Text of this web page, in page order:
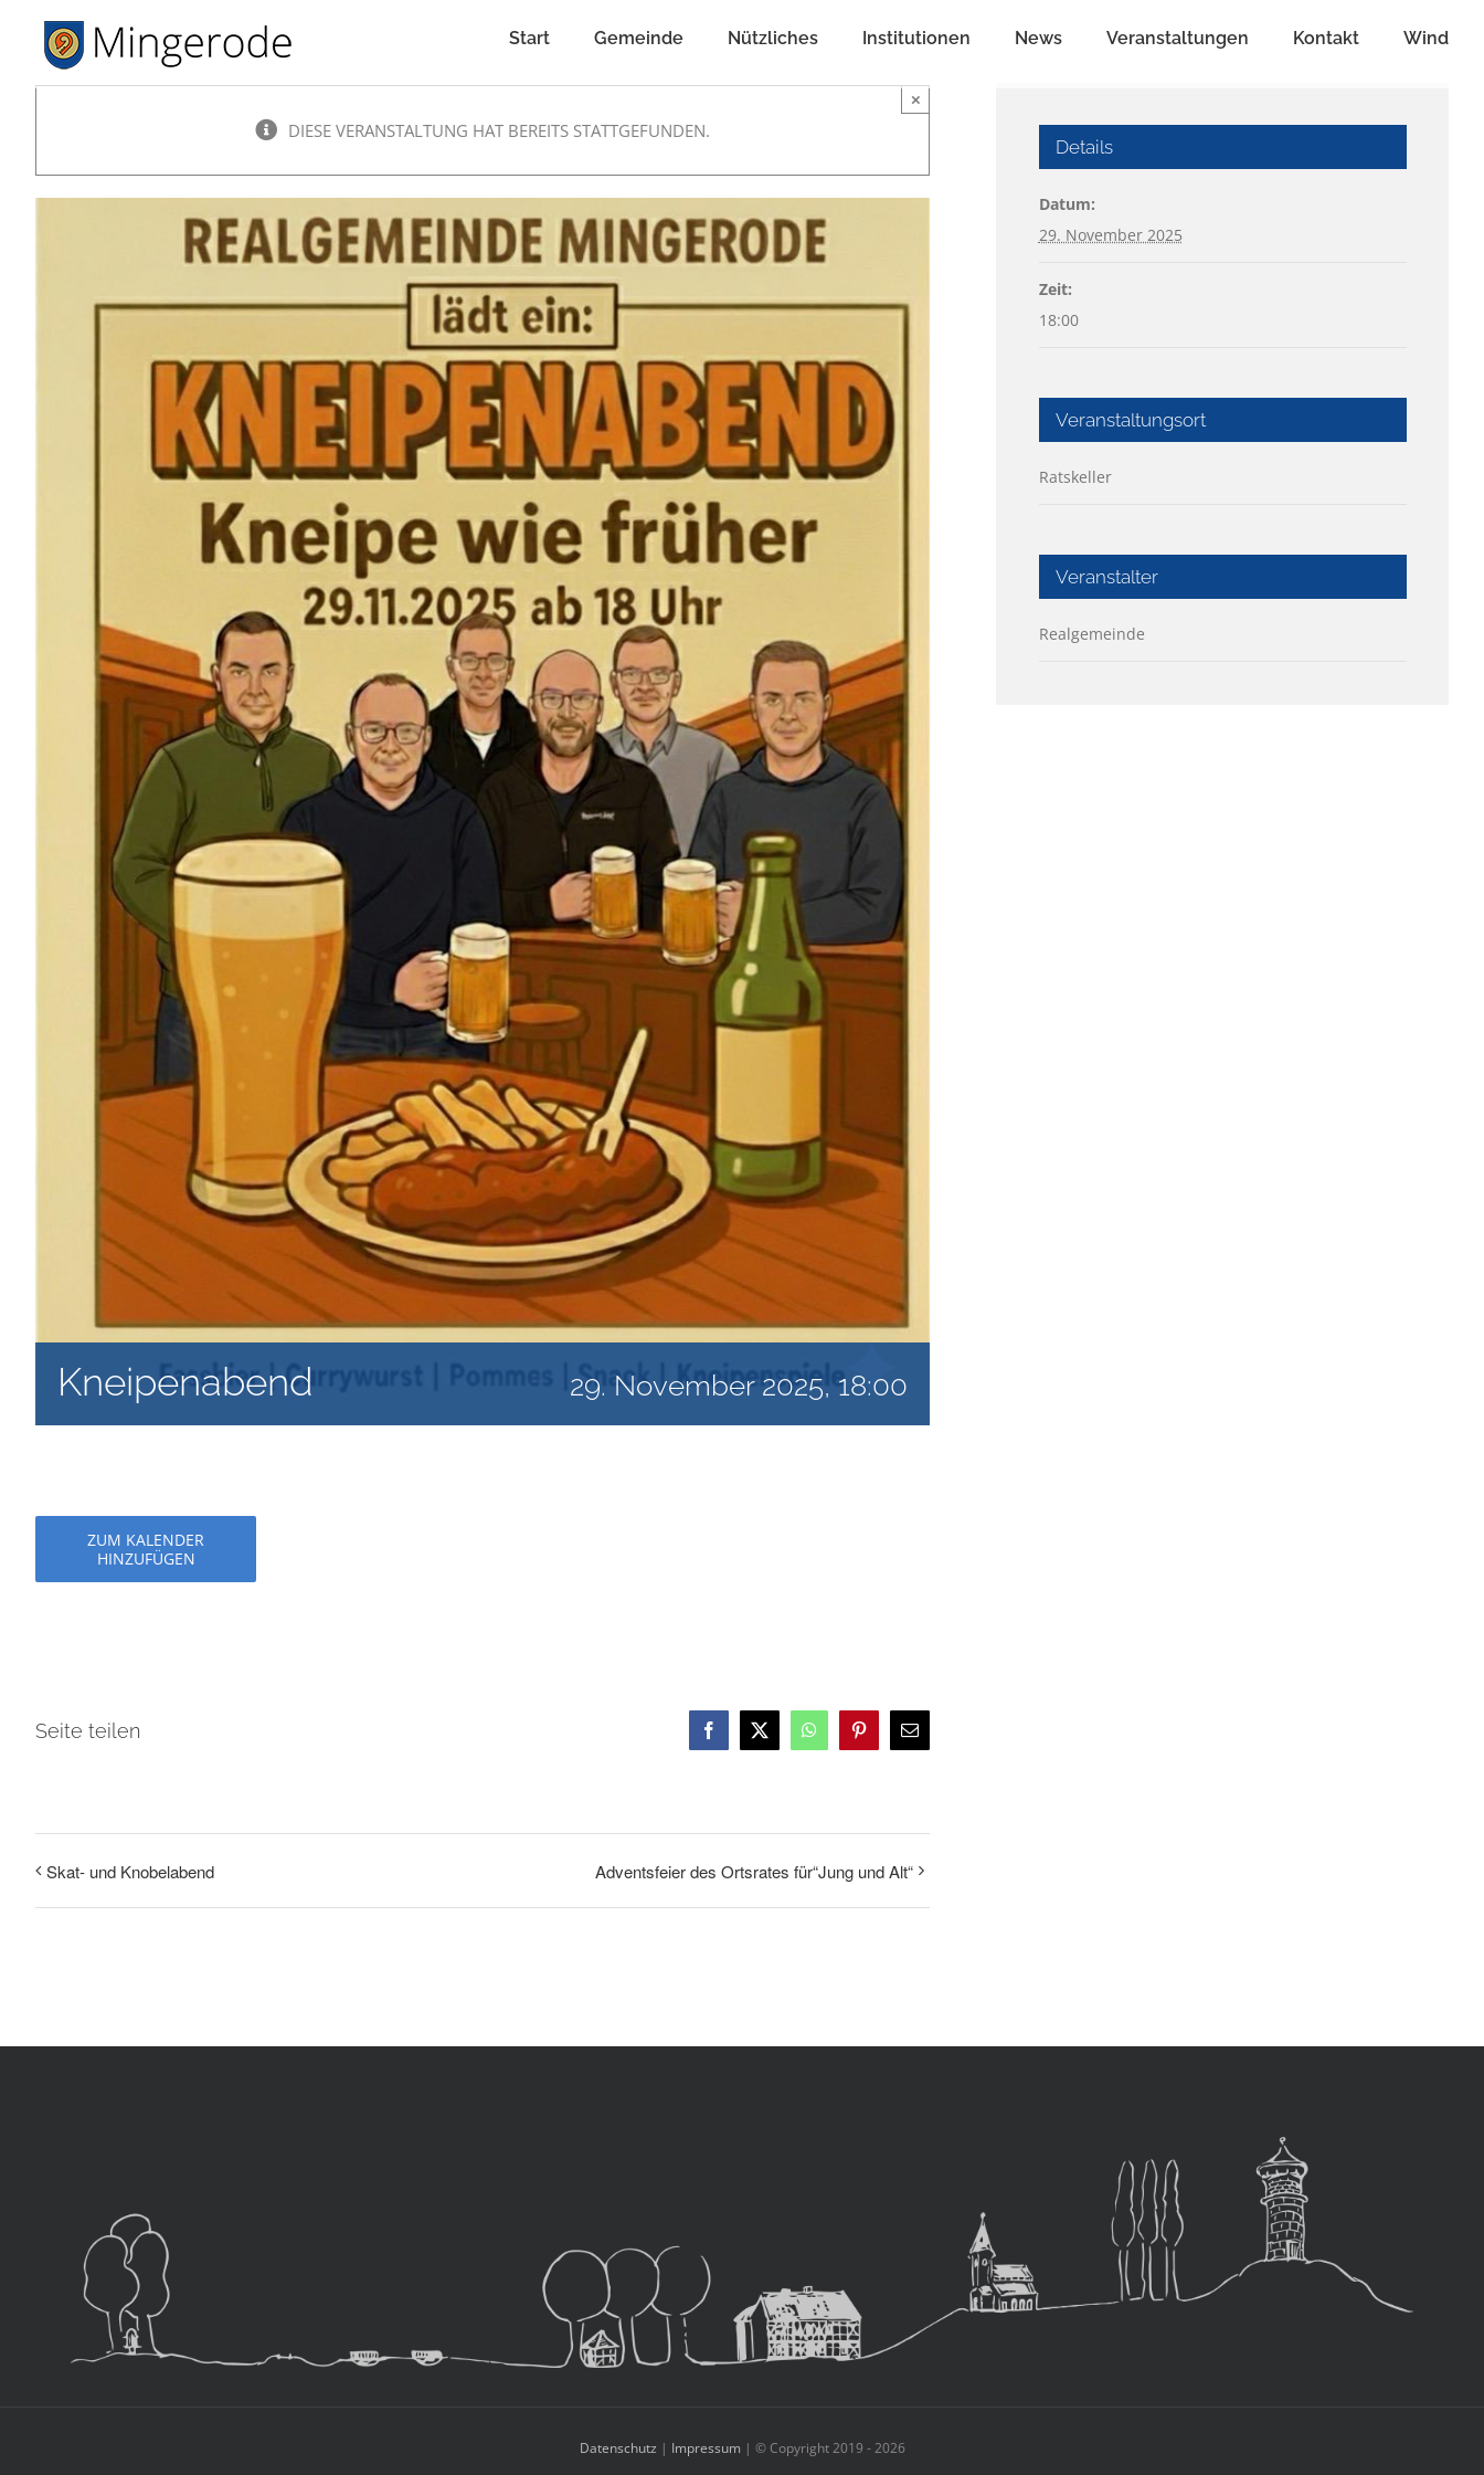
springen
Start Gemeinde Nützliches Institutionen News Veranstaltungen Kontakt Wind
DIESE VERANSTALTUNG HAT BEREITS STATTGEFUNDEN.
×
Kneipenabend 29. November 2025, 18:00
ZUM KALENDER
HINZUFÜGEN
Seite teilen Facebook
X WhatsAppPinterest
E-
Mail
Skat- und Knobelabend Adventsfeier des Ortsrates für“Jung und Alt“
Details
Datum:
29. November 2025
Zeit:
18:00
Veranstaltungsort
Ratskeller
Veranstalter
Realgemeinde
Datenschutz | Impressum | © Copyright 2019 -2026